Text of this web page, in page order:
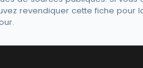
revendiquer cette fiche pour